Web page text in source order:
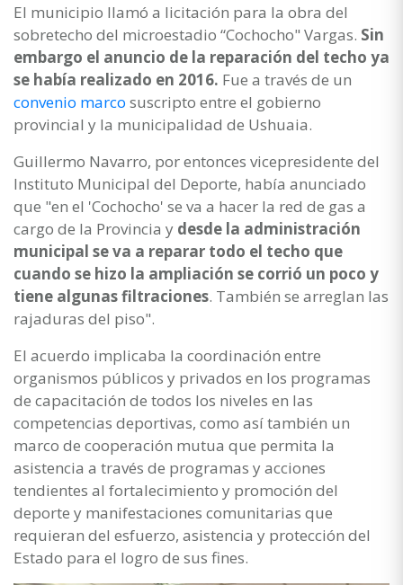
El municipio llamó a licitación para la obra del
sobretecho del microestadio “Cochocho" Vargas. Sin
embargo el anuncio de la reparación del techo ya
se había realizado en 2016. Fue a través de un
convenio marco suscripto entre el gobierno
provincial y la municipalidad de Ushuaia.
Guillermo Navarro, por entonces vicepresidente del
Instituto Municipal del Deporte, había anunciado
que "en el 'Cochocho' se va a hacer la red de gas a
cargo de la Provincia y desde la administración
municipal se va a reparar todo el techo que
cuando se hizo la ampliación se corrió un poco y
tiene algunas filtraciones. También se arreglan las
rajaduras del piso".
El acuerdo implicaba la coordinación entre
organismos públicos y privados en los programas
de capacitación de todos los niveles en las
competencias deportivas, como así también un
marco de cooperación mutua que permita la
asistencia a través de programas y acciones
tendientes al fortalecimiento y promoción del
deporte y manifestaciones comunitarias que
requieran del esfuerzo, asistencia y protección del
Estado para el logro de sus fines.